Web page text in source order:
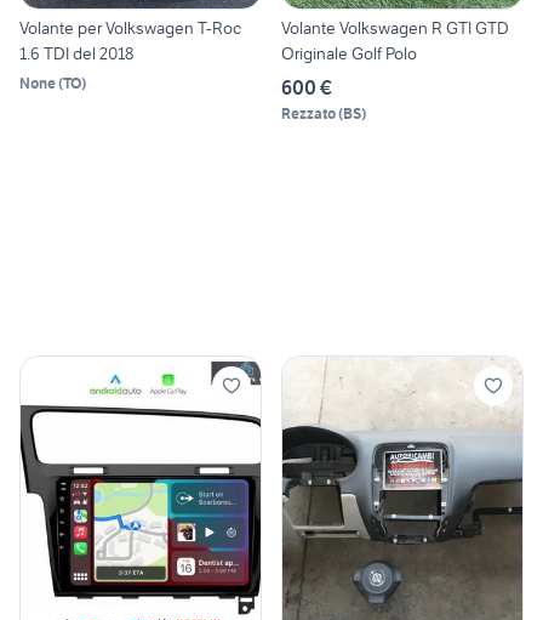
Volante per Volkswagen T-Roc
1.6 TDI del 2018
None(TO)
Volante Volkswagen R GTI GTD
Originale Golf Polo
600 €
Rezzato(BS)